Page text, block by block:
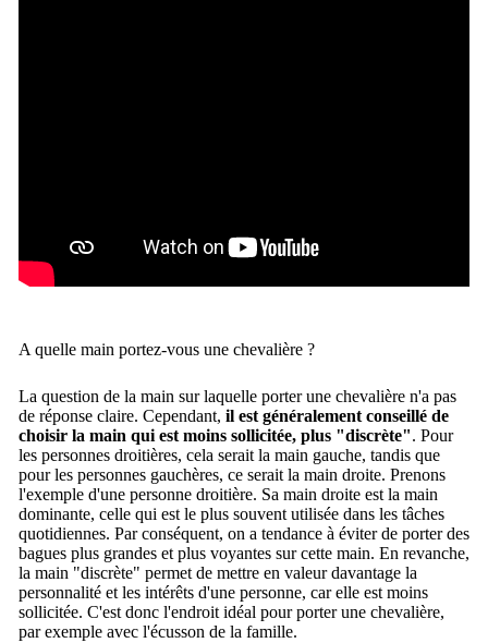
A quelle main portez-vous une chevalière ?
La question de la main sur laquelle porter une chevalière n'a pas
de réponse claire. Cependant, il est généralement conseillé de
choisir la main qui est moins sollicitée, plus "discrète". Pour
les personnes droitières, cela serait la main gauche, tandis que
pour les personnes gauchères, ce serait la main droite. Prenons
l'exemple d'une personne droitière. Sa main droite est la main
dominante, celle qui est le plus souvent utilisée dans les tâches
quotidiennes. Par conséquent, on a tendance à éviter de porter des
bagues plus grandes et plus voyantes sur cette main. En revanche,
la main "discrète" permet de mettre en valeur davantage la
personnalité et les intérêts d'une personne, car elle est moins
sollicitée. C'est donc l'endroit idéal pour porter une chevalière,
par exemple avec l'écusson de la famille.